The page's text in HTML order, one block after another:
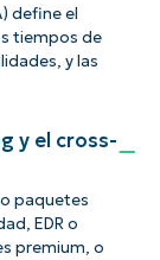
define el
tiempos de
y las
y el cross-
paquetes
EDR o
premium, o